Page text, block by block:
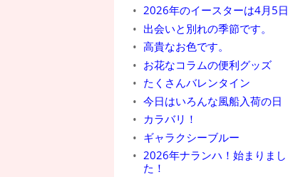
2026年のイースターは4月5日
出会いと別れの季節です。
高貴なお色です。
お花なコラムの便利グッズ
たくさんバレンタイン
今日はいろんな風船入荷の日
カラバリ！
ギャラクシーブルー
2026年ナランハ！始まりまし
た！